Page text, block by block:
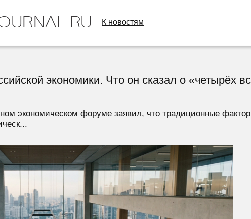
К новостям
экономики. Что он сказал о «четырёх
экономическом форуме заявил, что традиционные